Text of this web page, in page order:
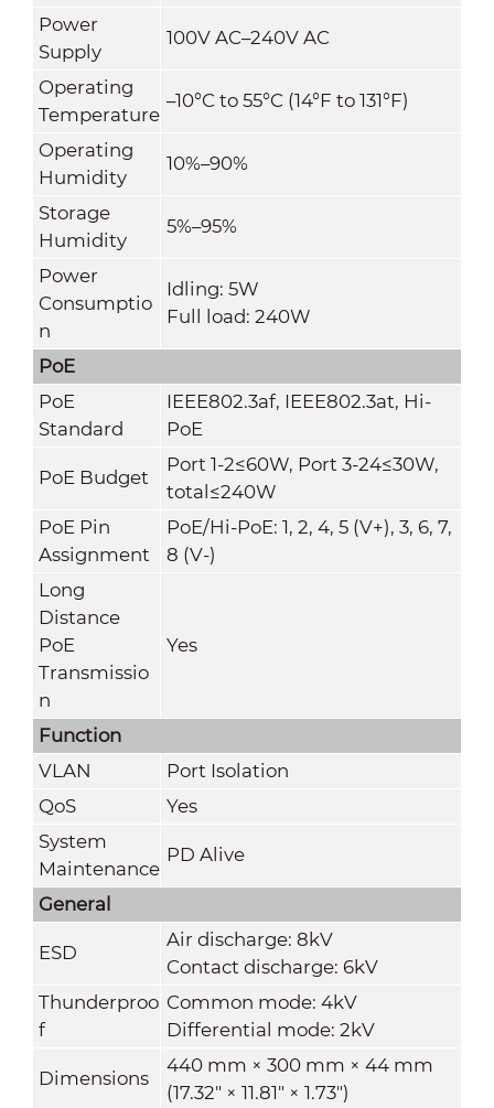
Power
Supply
100V AC–240V AC
Operating
Temperature
–10°C to 55°C (14°F to 131°F)
Operating
Humidity
10%–90%
Storage
Humidity
5%–95%
Power
Consumptio
n
Idling: 5W
Full load: 240W
PoE
PoE
Standard
IEEE802.3af, IEEE802.3at, Hi-
PoE
PoE Budget
Port 1-2≤60W, Port 3-24≤30W,
total≤240W
PoE Pin
Assignment
PoE/Hi-PoE: 1, 2, 4, 5 (V+), 3, 6, 7,
8 (V-)
Long
Distance
PoE
Transmissio
n
Yes
Function
VLAN
Port Isolation
QoS
Yes
System
Maintenance
PD Alive
General
ESD
Air discharge: 8kV
Contact discharge: 6kV
Thunderproo
f
Common mode: 4kV
Differential mode: 2kV
Dimensions
440 mm × 300 mm × 44 mm
(17.32" × 11.81" × 1.73")